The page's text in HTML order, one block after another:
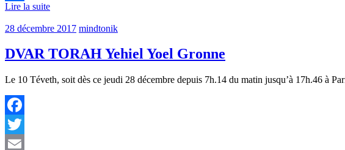
Partager
Lire la suite
28 décembre 2017 mindtonik
DVAR TORAH Yehiel Yoel Gronne
Le 10 Téveth, soit dès ce jeudi 28 décembre depuis 7h.14 du matin jusqu’à 17h.46 à
Facebook
Twitter